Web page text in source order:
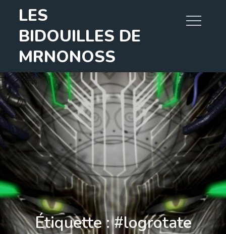
content
LES
BIDOUILLES DE
MRNONOSS
Étiquette :#logrotate